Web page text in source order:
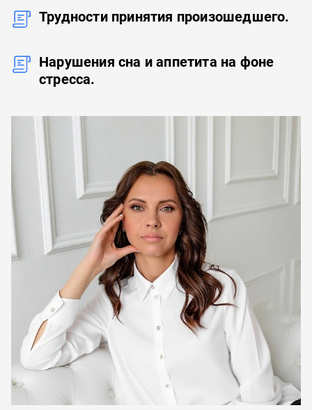
Трудности принятия произошедшего.
Нарушения сна и аппетита на фоне
стресса.